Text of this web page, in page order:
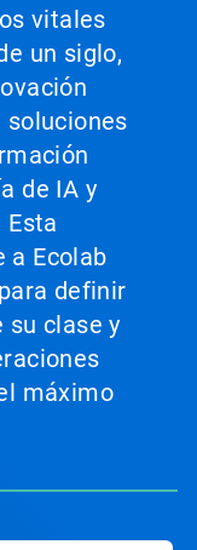
vitales
un siglo,
de IA y
a Ecolab
definir
su clase y
máximo